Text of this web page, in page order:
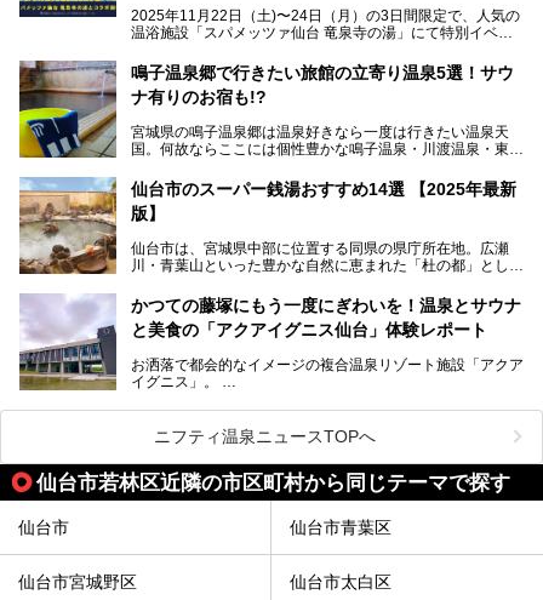
特筆すべきは、館内で完結する圧倒的な「湯めぐり」のバリ
エーション。“温泉のデパート”・“東の横綱”と称される鳴子
温泉郷の中でも、3本の異なる自家源泉を使い分けるその実
力は折り紙付き。実際に宿泊した筆者が、“温泉”を中心にそ
の全貌を詳細レビューします！
2025年11月22日（土)〜24日（月）の3日間限定で、人気の
温浴施設「スパメッツァ仙台 竜泉寺の湯」にて特別イベン
「サッポロ 濃い搾りレモンサワー ノンアルコール」を無料
配布します。さらにSNS投稿で「サッポロ 濃い搾りグレフ
ルサワー ノンアルコール」もプレゼント。湯上がりにぴっ
ー
提供元：サッポロビール【PR】
鳴子温泉郷で行きたい旅館の立寄り温泉5選！サウ
ナ有りのお宿も!?
宮城県の鳴子温泉郷は温泉好きなら一度は行きたい温泉天
国。何故ならここには個性豊かな鳴子温泉・川渡温泉・東鳴
硫黄泉、塩化物泉、硫酸塩泉、炭酸水素塩泉などと多様な泉
質がそろっているからです。
の旅館・ホテルも立ち寄り入浴に門戸を開いてくれていま
す。
今回はそんな旅館の中から、おすすめしたい5ヶ所の温泉を
セレクトしてみました。うち3ヶ所はサウナも楽しめます。
仙台市のスーパー銭湯おすすめ14選 【2025年最新
版】
仙台市は、宮城県中部に位置する同県の県庁所在地。広瀬
川・青葉山といった豊かな自然に恵まれた「杜の都」として
人気です。新幹線を使えば都心から1時間30分とアクセスも
よく、気軽に訪れやすい地方都市の1つです。
仙台牛タンなどを堪能するグルメ旅や、スポーツ観戦の遠征
時などに利用しやすい温浴施設がたくさんありますよ。
かつての藤塚にもう一度にぎわいを！温泉とサウナ
と美食の「アクアイグニス仙台」体験レポート
お洒落で都会的なイメージの複合温泉リゾート施設「アクア
イグニス」。
関西空港や吉川美南（埼玉県）に続いて仙台市若林区に202
2年4月にオープンした「アクアイグニス仙台」は、日帰り
温泉の「藤塚の湯」、マルシェ リアン、和食「笠庵」、イ
タリアン「グリーチネ」、ベーカリー「マリアージュ ドゥ
ファリーヌ」、スイーツの「コンフィチュール アッシュ」
と「ル ショコラ ドゥ アッシュ」、そしてカフェ「猿田彦珈
琲」と話題のお店が勢ぞろい！
この「アクアイグニス仙台」の魅力を探りにお出かけしてき
ニフティ温泉ニュースTOPへ
仙台市若林区近隣の市区町村から同じテーマで探す
仙台市 仙台市青葉区
仙台市宮城野区 仙台市太白区